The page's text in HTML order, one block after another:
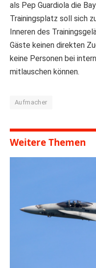
als Pep Guardiola die
Trainingsplatz soll sich
Inneren des
Gäste keinen direkten
keine Personen bei
mitlauschen können.
Aufmacher
Weitere Themen